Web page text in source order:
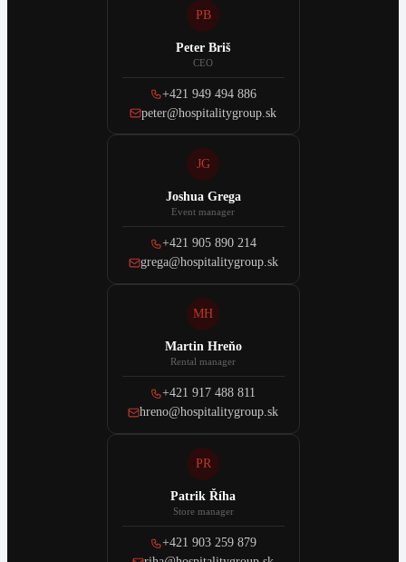
PB
Peter Briš
CEO
+421 949 494 886
peter@hospitalitygroup.sk
JG
Joshua Grega
Event manager
+421 905 890 214
grega@hospitalitygroup.sk
MH
Martin Hreňo
Rental manager
+421 917 488 811
hreno@hospitalitygroup.sk
PR
Patrik Říha
Store manager
+421 903 259 879